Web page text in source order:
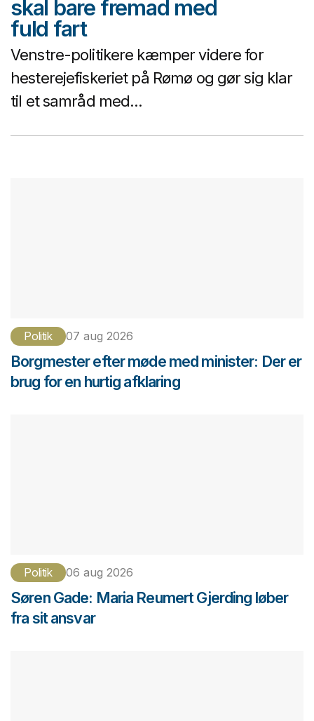
skal bare fremad med
fuld fart
Venstre-politikere kæmper videre for
hesterejefiskeriet på Rømø og gør sig klar
til et samråd med...
Politik 07 aug 2026
Borgmester efter møde med minister: Der er
brug for en hurtig afklaring
Politik 06 aug 2026
Søren Gade: Maria Reumert Gjerding løber
fra sit ansvar